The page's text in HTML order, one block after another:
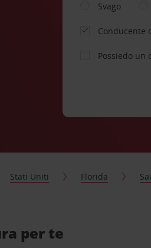
Svago
Conducente
Possiedo un
Stati Uniti Florida
per te